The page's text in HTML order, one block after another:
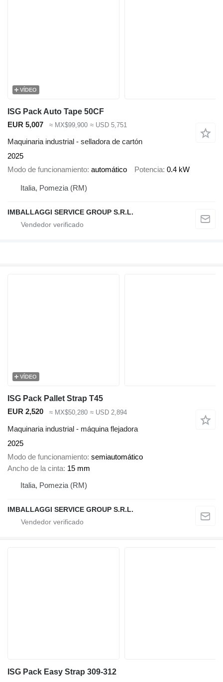
VÍDEO
ISG Pack Auto Tape 50CF
EUR 5,007
≈ MX$99,900 ≈ USD 5,751
Maquinaria industrial - selladora de cartón
2025
Modo de funcionamiento automático Potencia 0.4 kW
Italia, Pomezia (RM)
IMBALLAGGI SERVICE GROUP S.R.L.
VÍDEO
ISG Pack Pallet Strap T45
EUR 2,520
≈ MX$50,280 ≈ USD 2,894
Maquinaria industrial - máquina flejadora
2025
Modo de funcionamiento semiautomático
Ancho de la cinta 15 mm
Italia, Pomezia (RM)
IMBALLAGGI SERVICE GROUP S.R.L.
ISG Pack Easy Strap 309-312